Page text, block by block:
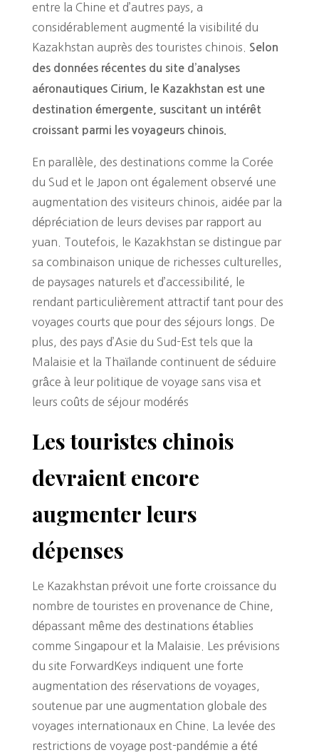
entre la Chine et d’autres pays, a
considérablement augmenté la visibilité du
Kazakhstan auprès des touristes chinois.
Selon
des données récentes du site d’analyses
aéronautiques Cirium, le Kazakhstan est une
destination émergente, suscitant un intérêt
croissant parmi les voyageurs chinois.
En parallèle, des destinations comme la Corée
du Sud et le Japon ont également observé une
augmentation des visiteurs chinois, aidée par la
dépréciation de leurs devises par rapport au
yuan. Toutefois, le Kazakhstan se distingue par
sa combinaison unique de richesses culturelles,
de paysages naturels et d’accessibilité, le
rendant particulièrement attractif tant pour des
voyages courts que pour des séjours longs. De
plus, des pays d’Asie du Sud-Est tels que la
Malaisie et la Thaïlande continuent de séduire
grâce à leur politique de voyage sans visa et
leurs coûts de séjour modérés
Les touristes chinois
devraient encore
augmenter leurs
dépenses
Le Kazakhstan prévoit une forte croissance du
nombre de touristes en provenance de Chine,
dépassant même des destinations établies
comme Singapour et la Malaisie. Les prévisions
du site ForwardKeys indiquent une forte
augmentation des réservations de voyages,
soutenue par une augmentation globale des
voyages internationaux en Chine. La levée des
restrictions de voyage post-pandémie a été